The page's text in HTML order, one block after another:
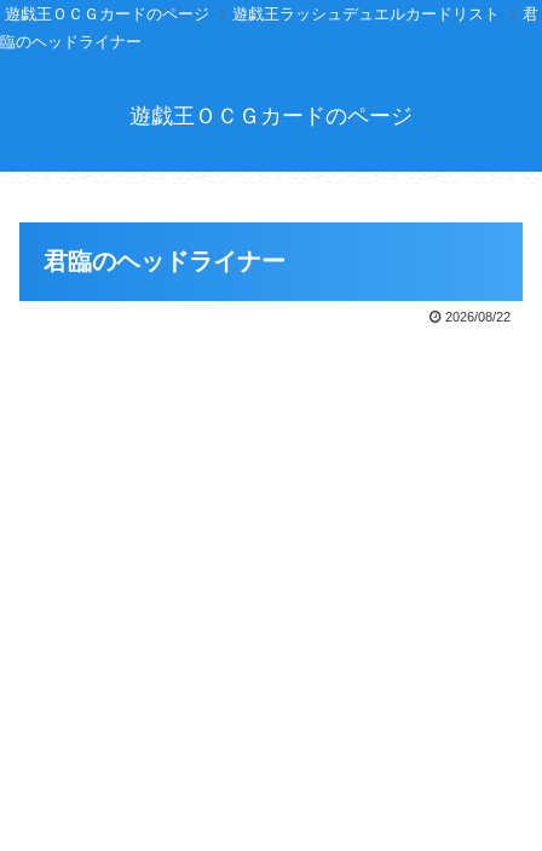
遊戯王ＯＣＧカードのページ 遊戯王ラッシュデュエルカードリスト
君
臨のヘッドライナー
遊戯王ＯＣＧカードのページ
君臨のヘッドライナー
2026/08/22